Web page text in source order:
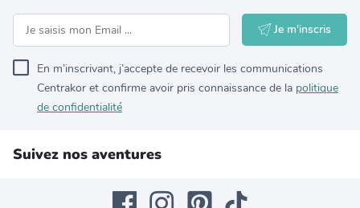
Je m'inscris
En m’inscrivant, j’accepte de recevoir les communications
Centrakor et confirme avoir pris connaissance de la politique
de confidentialité
Suivez nos aventures